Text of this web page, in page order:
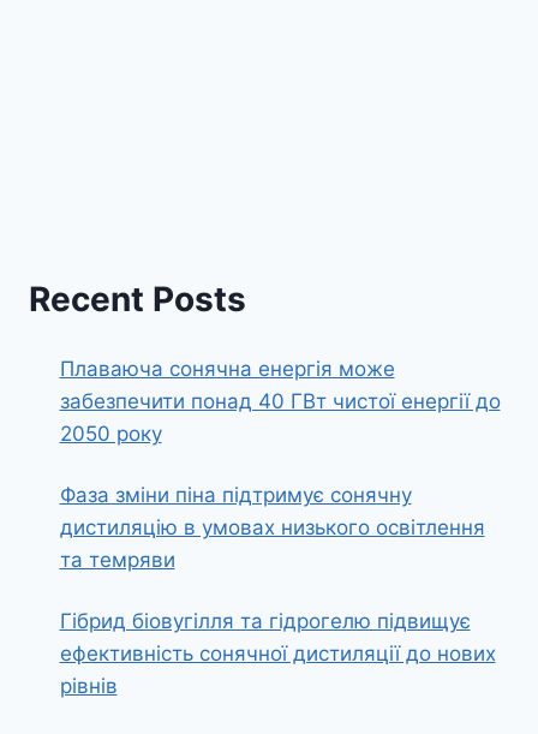
Recent Posts
Плаваюча сонячна енергія може
забезпечити понад 40 ГВт чистої енергії до
2050 року
Фаза зміни піна підтримує сонячну
дистиляцію в умовах низького освітлення
та темряви
Гібрид біовугілля та гідрогелю підвищує
ефективність сонячної дистиляції до нових
рівнів